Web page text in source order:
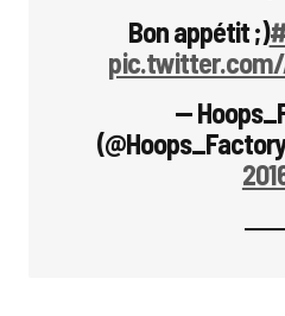
Bon appétit ;)
pic.twitter.com/
—